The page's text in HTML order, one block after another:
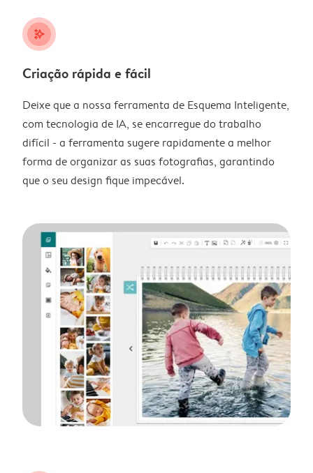
stars_plus
Criação rápida e fácil
Deixe que a nossa ferramenta de Esquema Inteligente,
com tecnologia de IA, se encarregue do trabalho
difícil - a ferramenta sugere rapidamente a melhor
forma de organizar as suas fotografias, garantindo
que o seu design fique impecável.